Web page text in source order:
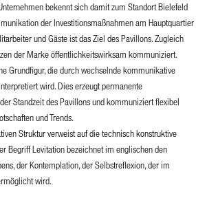
bekennt sich damit zum Standort Bielefeld
der Investitionsmaßnahmen am Hauptquartier
und Gäste ist das Ziel des Pavillons. Zugleich
der Marke öffentlichkeitswirksam kommuniziert.
Grundfigur, die durch wechselnde kommunikative
wird. Dies erzeugt permanente
Standzeit des Pavillons und kommuniziert flexibel
und Trends.
Struktur verweist auf die technisch konstruktive
Begriff Levitation bezeichnet im englischen den
der Kontemplation, der Selbstreflexion, der im
wird.